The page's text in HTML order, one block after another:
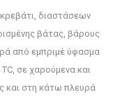
διαστάσεων
βάτας, βάρους
από εμπριμέ ύφασμα
σε χαρούμενα και
και στη κάτω πλευρά